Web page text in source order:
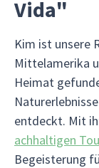
Vida"
Kim ist unsere
Mittelamerika
Heimat
entdeckt. Mit
achhaltigen
Begeisterung